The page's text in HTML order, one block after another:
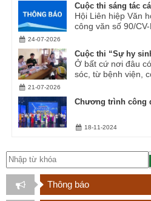
Cuộc thi sáng tác
Hội Liên hiệp Văn
công văn số 90/CV-
24-07-2026
Cuộc thi “Sự hy
Ở bất cứ nơi đâu
sóc, từ bệnh viện,
21-07-2026
Chương trình công
18-11-2024
Thông báo